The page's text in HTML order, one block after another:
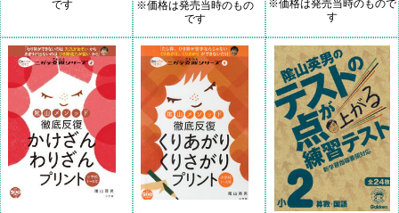
です
※価格は発売当時のもの
です
※価格は発売当時のもので
す